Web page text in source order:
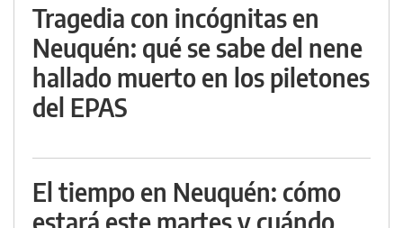
Tragedia con incógnitas en
Neuquén: qué se sabe del nene
hallado muerto en los piletones
del EPAS
El tiempo en Neuquén: cómo
estará este martes y cuándo